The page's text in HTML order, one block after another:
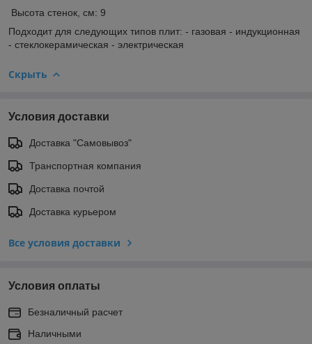
Высота стенок, см: 9
Подходит для следующих типов плит: - газовая - индукционная
- стеклокерамическая - электрическая
Скрыть
Условия доставки
Доставка "Самовывоз"
Транспортная компания
Доставка почтой
Доставка курьером
Все условия доставки
Условия оплаты
Безналичный расчет
Наличными